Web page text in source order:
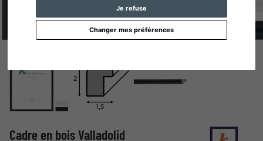
Je refuse
Changer mes préférences
Cadre en bois Valladolid